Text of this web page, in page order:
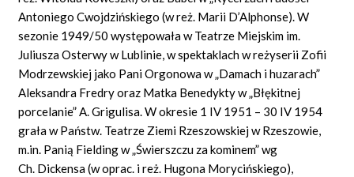
Antoniego Cwojdzińskiego (w reż. Marii D’Alphonse). W
sezonie 1949/50 występowała w Teatrze Miejskim im.
Juliusza Osterwy w Lublinie, w spektaklach w reżyserii Zofii
Modrzewskiej jako Pani Orgonowa w „Damach i huzarach”
Aleksandra Fredry oraz Matka Benedykty w „Błękitnej
porcelanie” A. Grigulisa. W okresie 1 IV 1951 – 30 IV 1954
grała w Państw. Teatrze Ziemi Rzeszowskiej w Rzeszowie,
m.in. Panią Fielding w „Świerszczu za kominem” wg
Ch. Dickensa (w oprac. i reż. Hugona Morycińskiego),